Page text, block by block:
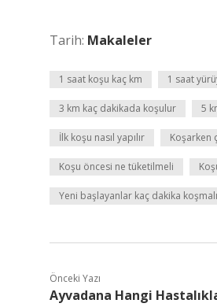
Tarih: Makaleler
1 saat koşu kaç km 1 saat
3 km kaç dakikada koşulur 5
İlk koşu nasıl yapılır Koşarken
Koşu öncesi ne tüketilmeli
Yeni başlayanlar kaç dakika koşmalı
Önceki Yazı
Ayvadana Hangi